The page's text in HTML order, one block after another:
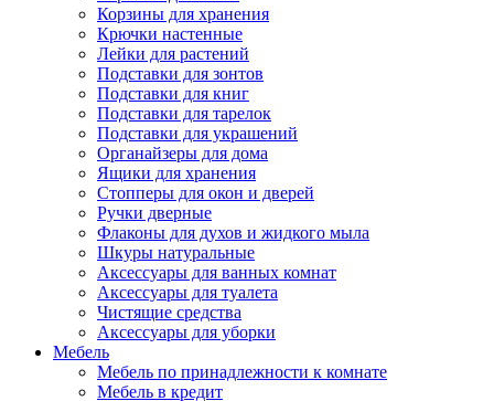
Корзины для хранения
Крючки настенные
Лейки для растений
Подставки для зонтов
Подставки для книг
Подставки для тарелок
Подставки для украшений
Органайзеры для дома
Ящики для хранения
Стопперы для окон и дверей
Ручки дверные
Флаконы для духов и жидкого мыла
Шкуры натуральные
Аксессуары для ванных комнат
Аксессуары для туалета
Чистящие средства
Аксессуары для уборки
Мебель
Мебель по принадлежности к комнате
Мебель в кредит